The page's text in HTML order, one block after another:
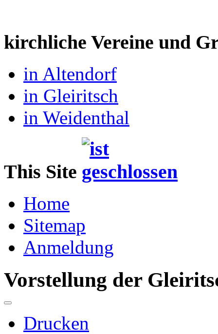
kirchliche Vereine und
in Altendorf
in Gleiritsch
in Weidenthal
This Site
Home
Sitemap
Anmeldung
Vorstellung der
Drucken